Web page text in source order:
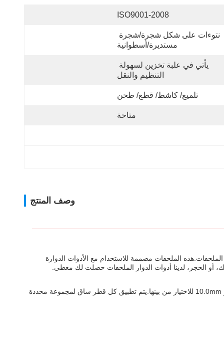
ISO9001-2008
مستديرة/أسطوانية
التنظيم والنقل
تلميع/ كاشط/ قطع/ طحن
متاحة
وصف المنتج
الملحقات مصممة للاستخدام مع الأدوات الدوارة
أو الحجر، لدينا أدوات الدوار الملحقات حصلت لك مغطى.
تتوفر لوازم أدواتنا الدوارة مع خيارات مختلفة لقطر الشفرة لتتناسب مع احتياجاتك المحددة. نحن نقدم قطرات الشفرة 3.0mm ، 6.0mm ، 8.0mm ، و 10.0mm للاختيار من بينها.يتم تطبيق كل قطر ساق لمجموعة محددة